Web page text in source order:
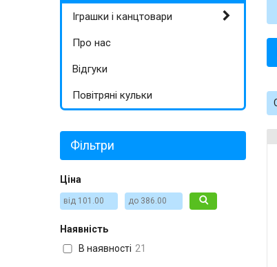
Іграшки і канцтовари
Про нас
Відгуки
Повітряні кульки
Фільтри
Ціна
Наявність
В наявності 21